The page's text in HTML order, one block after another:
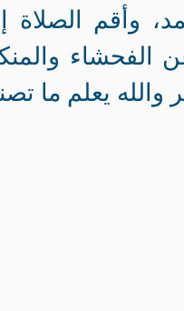
وأقم الصلاة
الفحشاء
والله يعلم ما